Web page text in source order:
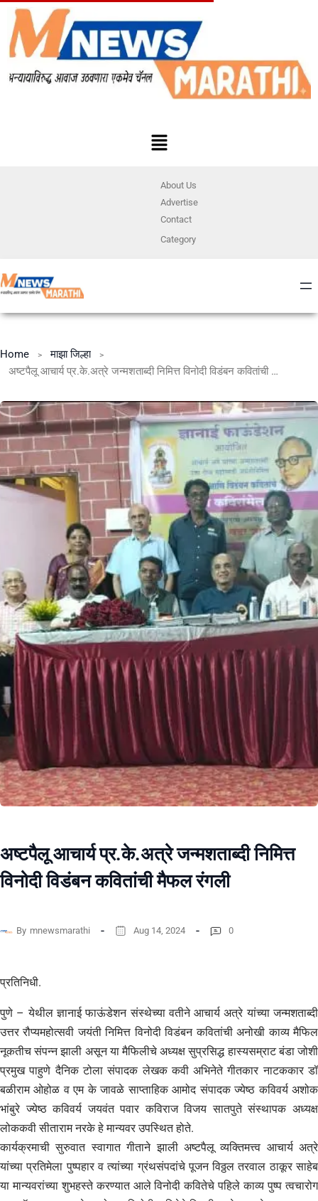
About Us
Advertise
Contact
Category
Home
माझा जिल्हा
अष्टपैलू आचार्य प्र.के.अत्रे जन्मशताब्दी निमित्त विनोदी विडंबन कवितांची मैफल रंगली
अष्टपैलू आचार्य प्र.के.अत्रे जन्मशताब्दी निमित्त
विनोदी विडंबन कवितांची मैफल रंगली
By mnewsmarathi Aug 14, 2024 0
प्रतिनिधी.
पुणे – येथील ज्ञानाई फाऊंडेशन संस्थेच्या वतीने आचार्य अत्रे यांच्या जन्मशताब्दी
उत्तर रौप्यमहोत्सवी जयंती निमित्त विनोदी विडंबन कवितांची अनोखी काव्य मैफिल
नूकतीच संपन्न झाली असून या मैफिलीचे अध्यक्ष सुप्रसिद्ध हास्यसम्राट बंडा जोशी
प्रमुख पाहुणे दैनिक टोला संपादक लेखक कवी अभिनेते गीतकार नाटककार डॉ
बळीराम ओहोळ व एम के जावळे साप्ताहिक आमोद संपादक ज्येष्ठ कविवर्य अशोक
भांबुरे ज्येष्ठ कविवर्य जयवंत पवार कविराज विजय सातपुते संस्थापक अध्यक्ष
लोककवी सीताराम नरके हे मान्यवर उपस्थित होते.
कार्यक्रमाची सुरुवात स्वागात गीताने झाली अष्टपैलू व्यक्तिमत्त्व आचार्य अत्रे
यांच्या प्रतिमेला पुष्पहार व त्यांच्या ग्रंथसंपदांचे पूजन विठ्ठल तरवाल ठाकूर साहेब
या मान्यवरांच्या शुभहस्ते करण्यात आले विनोदी कवितेचे पहिले काव्य पुष्प त्वचारोग